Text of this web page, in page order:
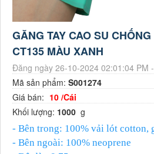
GĂNG TAY CAO SU
CT135 MÀU XANH
Đăng ngày 26-10-2024 02:01:04 PM
Mã sản phẩm: S001274
Giá bán: 10 /Cái
Khối lượng: 1000 g
- Bên trong: 100% vải lót cotton,
- Bên ngoài: 100% neoprene